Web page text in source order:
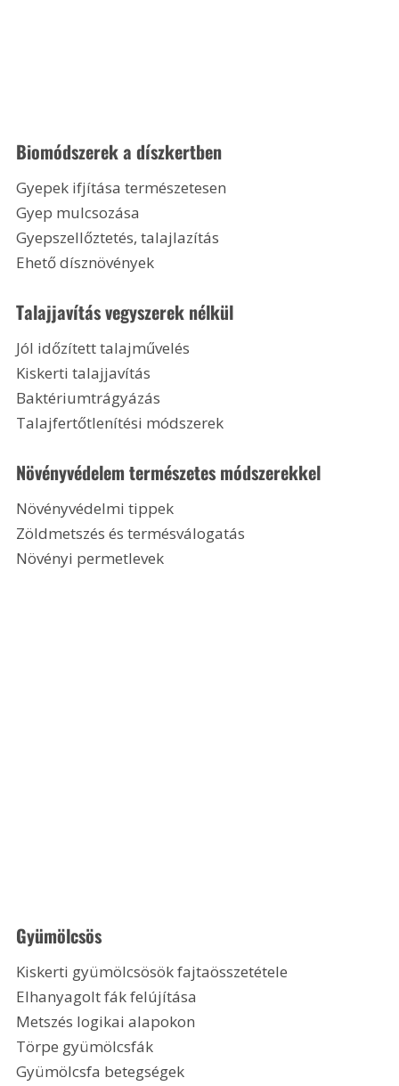
Biomódszerek a díszkertben
Gyepek ifjítása természetesen
Gyep mulcsozása
Gyepszellőztetés, talajlazítás
Ehető dísznövények
Talajjavítás vegyszerek nélkül
Jól időzített talajművelés
Kiskerti talajjavítás
Baktériumtrágyázás
Talajfertőtlenítési módszerek
Növényvédelem természetes módszerekkel
Növényvédelmi tippek
Zöldmetszés és termésválogatás
Növényi permetlevek
Gyümölcsös
Kiskerti gyümölcsösök fajtaösszetétele
Elhanyagolt fák felújítása
Metszés logikai alapokon
Törpe gyümölcsfák
Gyümölcsfa betegségek